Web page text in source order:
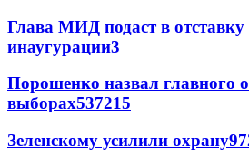
Глава МИД подаст в отставку
инаугурации3
Порошенко назвал главного
выборах537215
Зеленскому усилили охрану97